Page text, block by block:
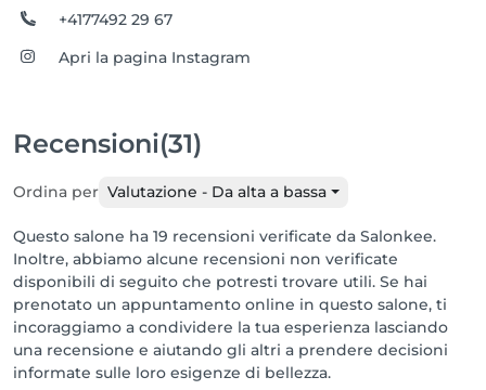
+4177492 29 67
Apri la pagina Instagram
Recensioni(31)
Ordina per Valutazione - Da alta a bassa
Questo salone ha 19 recensioni verificate da Salonkee.
Inoltre, abbiamo alcune recensioni non verificate
disponibili di seguito che potresti trovare utili. Se hai
prenotato un appuntamento online in questo salone, ti
incoraggiamo a condividere la tua esperienza lasciando
una recensione e aiutando gli altri a prendere decisioni
informate sulle loro esigenze di bellezza.